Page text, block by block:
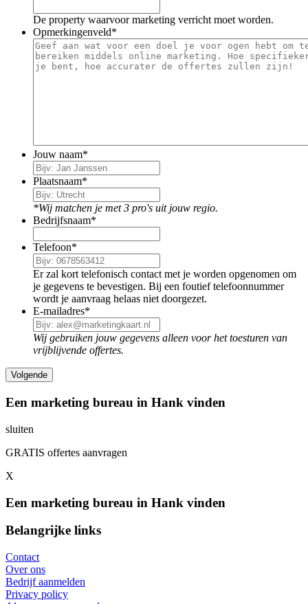
De property waarvoor marketing verricht moet worden.
Opmerkingenveld*
Jouw naam*
Plaatsnaam*
*Wij matchen je met 3 pro's uit jouw regio.
Bedrijfsnaam*
Telefoon*
Er zal kort telefonisch contact met je worden opgenomen om
je gegevens te bevestigen. Bij een foutief telefoonnummer
wordt je aanvraag helaas niet doorgezet.
E-mailadres*
Wij gebruiken jouw gegevens alleen voor het toesturen van
vrijblijvende offertes.
Een marketing bureau in Hank vinden
sluiten
GRATIS offertes aanvragen
X
Een marketing bureau in Hank vinden
Belangrijke links
Contact
Over ons
Bedrijf aanmelden
Privacy policy